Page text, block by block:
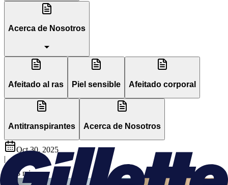
Acerca de Nosotros
Afeitado al ras Piel sensible Afeitado corporal
Antitranspirantes Acerca de Nosotros
Oct 30, 2025
|
3min